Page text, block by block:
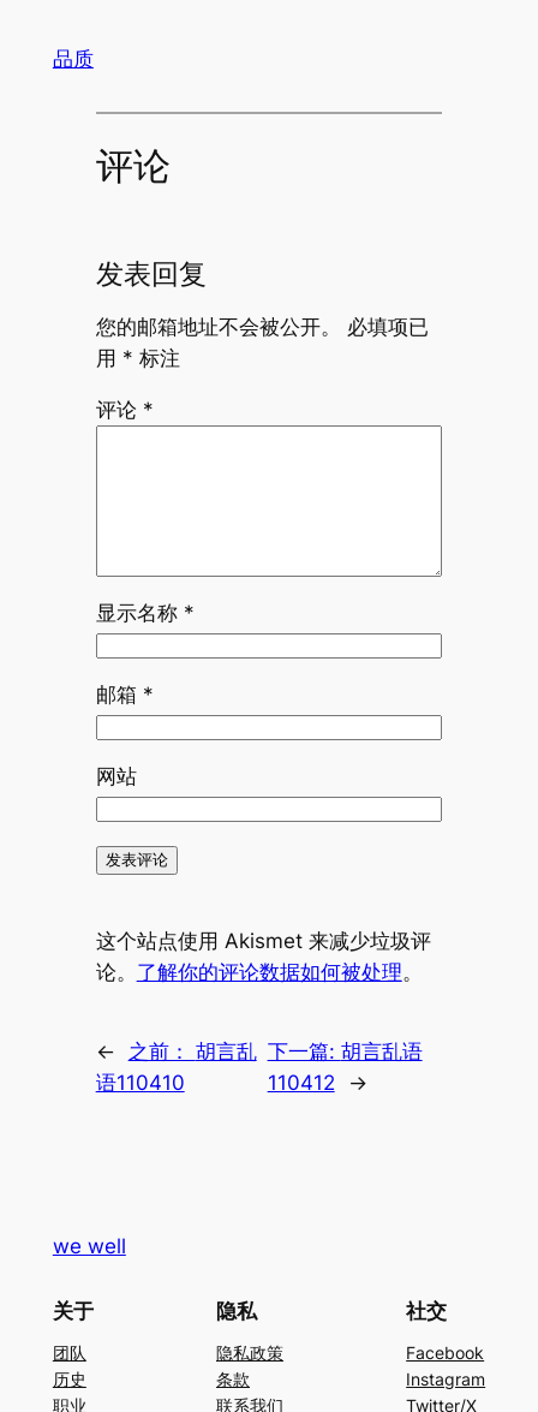
品质
评论
发表回复
您的邮箱地址不会被公开。
必填项已
用 * 标注
评论 *
显示名称 *
邮箱 *
网站
这个站点使用 Akismet 来减少垃圾评
论。 了解你的评论数据如何被处理。
← 之前： 胡言乱
语110410
下一篇: 胡言乱语
110412
→
we well
关于
团队
历史
职业
隐私
隐私政策
条款
联系我们
社交
Facebook
Instagram
Twitter/X